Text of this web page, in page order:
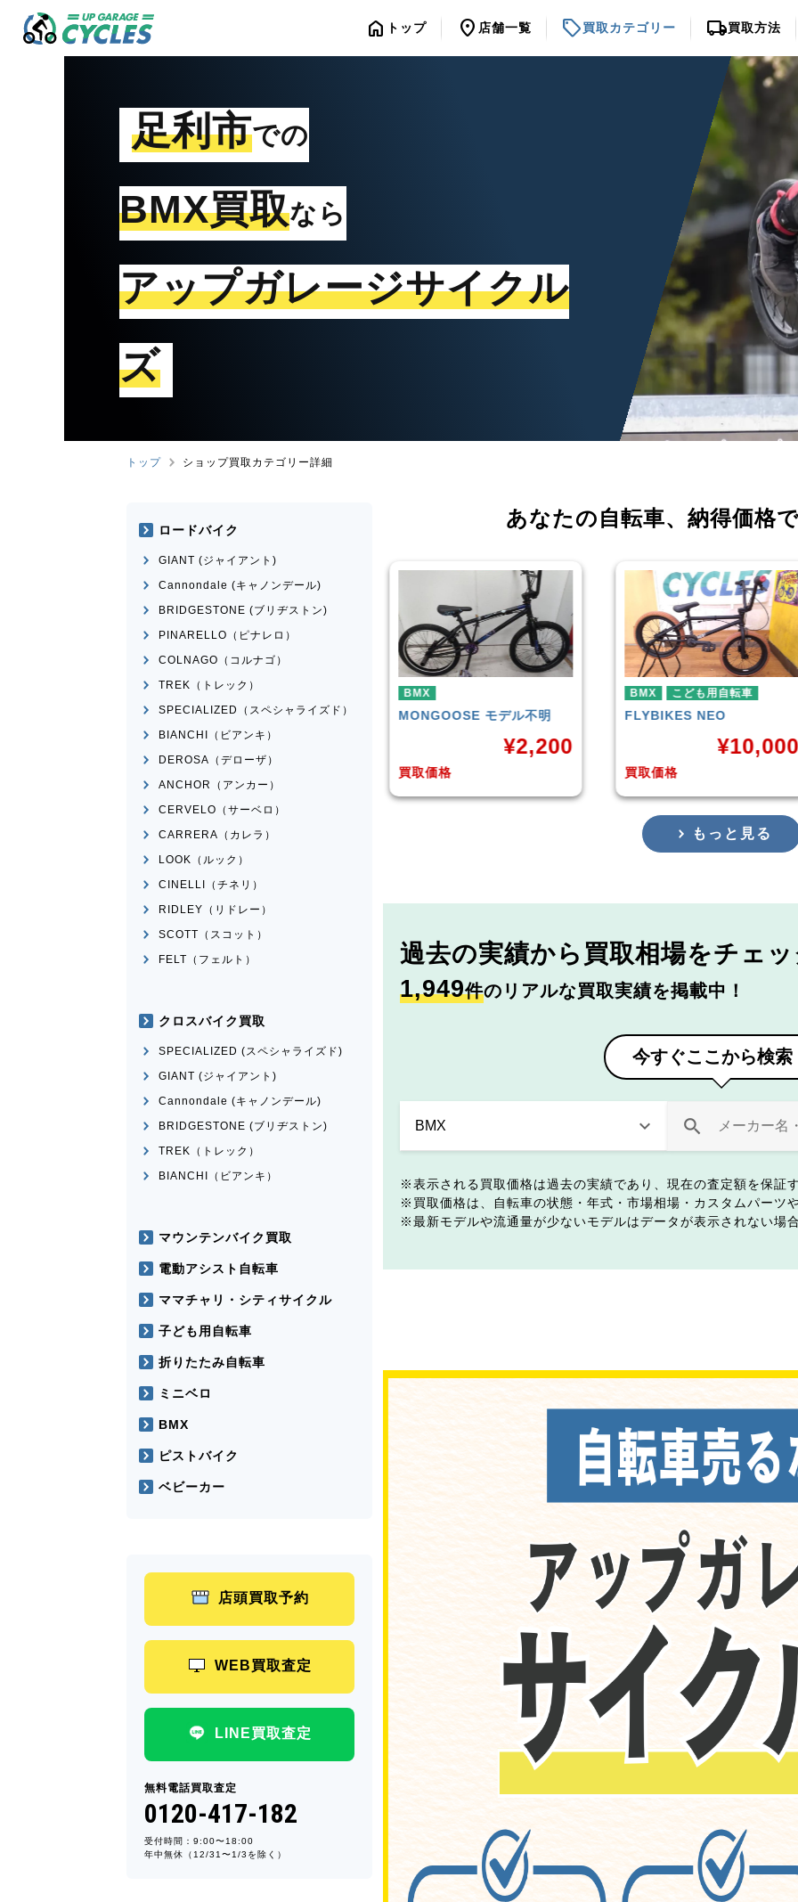
home トップ location_on 店舗一覧 sell買取カテゴリー local_shipping買取方法
足利市での
BMX買取なら
アップガレージサイクル
ズ
トップ ショップ買取カテゴリー詳細
あなたの自転車、 納得価格
BMX
MONGOOSEモデル不明
BMX
FLYBIKESNEO
買取価格
¥10,000
BMX
HARODOWNTOWN
買取価格
¥
もっと見る
過去の実績から 買取相場をチェ
1,949件のリアルな買取実績を掲載中！
今すぐここから検索
表示される買取価格は過去の実績であり、現在の査定額を保証
買取価格は、自転車の状態・年式・市場相場・カスタムパーツ
最新モデルや流通量が少ないモデルはデータが表示されない場
ロードバイク
GIANT (ジャイアント)
Cannondale (キャノンデール)
BRIDGESTONE (ブリヂストン)
PINARELLO（ピナレロ）
COLNAGO（コルナゴ）
TREK（トレック）
SPECIALIZED（スペシャライズド）
BIANCHI（ビアンキ）
DEROSA（デローザ）
ANCHOR（アンカー）
CERVELO（サーベロ）
CARRERA（カレラ）
LOOK（ルック）
CINELLI（チネリ）
RIDLEY（リドレー）
SCOTT（スコット）
FELT（フェルト）
クロスバイク買取
SPECIALIZED (スペシャライズド)
GIANT (ジャイアント)
Cannondale (キャノンデール)
BRIDGESTONE (ブリヂストン)
TREK（トレック）
BIANCHI（ビアンキ）
マウンテンバイク買取
電動アシスト自転車
ママチャリ・シティサイクル
子ども用自転車
折りたたみ自転車
ミニベロ
BMX
ピストバイク
ベビーカー
店頭買取予約
WEB買取査定
LINE買取査定
無料電話買取査定
0120-417-182
受付時間：9:00〜18:00
年中無休（12/31〜1/3を除く）